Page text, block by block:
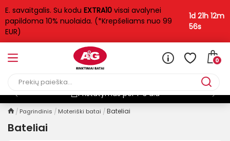
E. savaitgalis. Su kodu EXTRA10 visai avalynei
papildoma 10% nuolaida. (*Krepšeliams nuo 99
EUR)
1d 21h 12m
55s
0
Pristatymas per 1-3 d.d
Pagrindinis Moteriški batai Bateliai
FILTRAS
Kategorija
109
Plokščiapadžiai
Sportiniai 265
Uždari
Bateliai